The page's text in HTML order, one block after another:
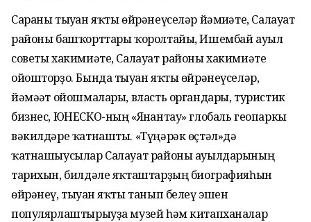
Сараны тыуған яҡты өйрәнеүселәр йәмғиәте, Салауат
районы башҡорттары ҡоролтайы, Ишембай ауыл
советы хакимиәте, Салауат районы хакимиәте
ойошторҙо. Бында тыуған яҡты өйрәнеүселәр,
йәмәғәт ойошмалары, власть органдары, туристик
бизнес, ЮНЕСКО-ның «Янғантау» глобаль геопаркы
вәкилдәре ҡатнашты. «Түңәрәк өҫтәл»дә
ҡатнашыусылар Салауат районы ауылдарының
тарихын, билдәле яҡташтарҙың биографияһын
өйрәнеү, тыуған яҡты танып белеү эшен
популярлаштырыуҙа музей һәм китапханалар